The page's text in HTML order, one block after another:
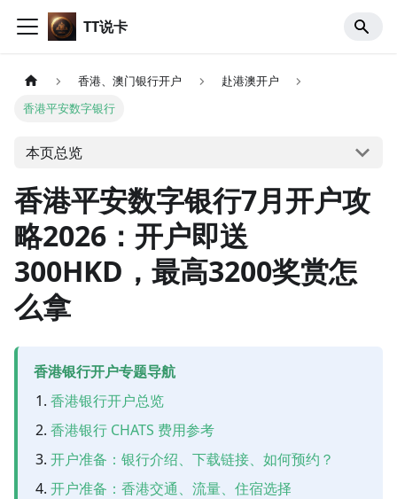
TT说卡
香港、澳门银行开户
赴港澳开户
香港平安数字银行
本页总览
香港平安数字银行7月开户攻
略2026：开户即送
300HKD，最高3200奖赏怎
么拿
香港银行开户专题导航
香港银行开户总览
香港银行 CHATS 费用参考
开户准备：银行介绍、下载链接、如何预约？
开户准备：香港交通、流量、住宿选择